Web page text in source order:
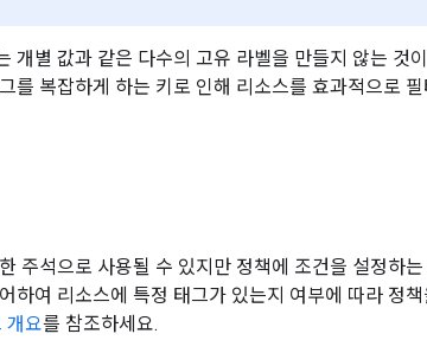
개별 값과 같은 다수의 고유 라벨을 만들지 않는 것
를 복잡하게 하는 키로 인해 리소스를 효과적으로
주석으로 사용될 수 있지만 정책에 조건을 설정하
하여 리소스에 특정 태그가 있는지 여부에 따라 정
개요를 참조하세요.